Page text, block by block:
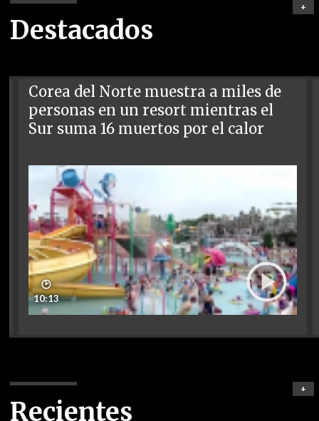
Destacados
+
Corea del Norte muestra a miles de
personas en un resort mientras el
Sur suma 16 muertos por el calor
🕑
10:13
Recientes
+